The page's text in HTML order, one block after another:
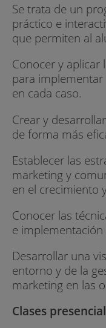
Se trata de un
práctico e
que permiten al
Conocer y
para
en cada caso.
Crear y
de forma más
Establecer las
marketing y
en el crecimiento
Conocer las
e
Desarrollar una
entorno y de la
marketing en las
Clases